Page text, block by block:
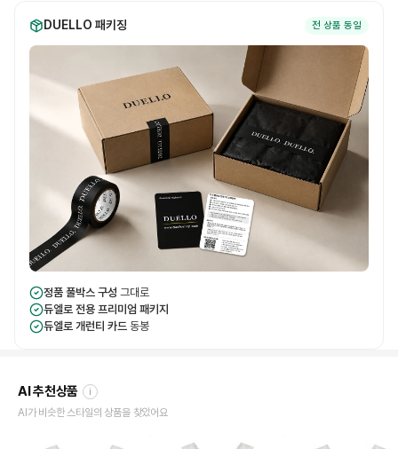
DUELLO 패키징 전 상품 동일
정품 풀박스 구성 그대로
듀엘로 전용 프리미엄 패키지
듀엘로 개런티 카드 동봉
AI 추천상품 i
AI가 비슷한 스타일의 상품을 찾았어요